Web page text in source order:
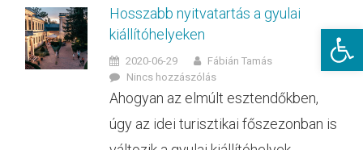
Hosszabb nyitvatartás a gyulai
kiállítóhelyeken
2020-06-29
Fábián Tamás
Nincs hozzászólás
Ahogyan az elmúlt esztendőkben,
úgy az idei turisztikai főszezonban is